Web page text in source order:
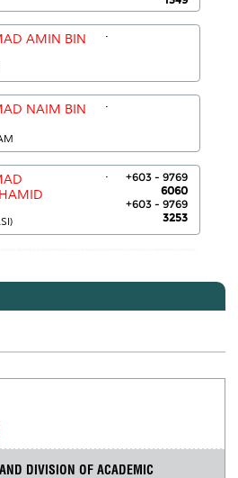
AMIN BIN
.
NAIM BIN
.
.
+603 - 9769
6060
+603 - 9769
3253
DIVISION OF ACADEMIC